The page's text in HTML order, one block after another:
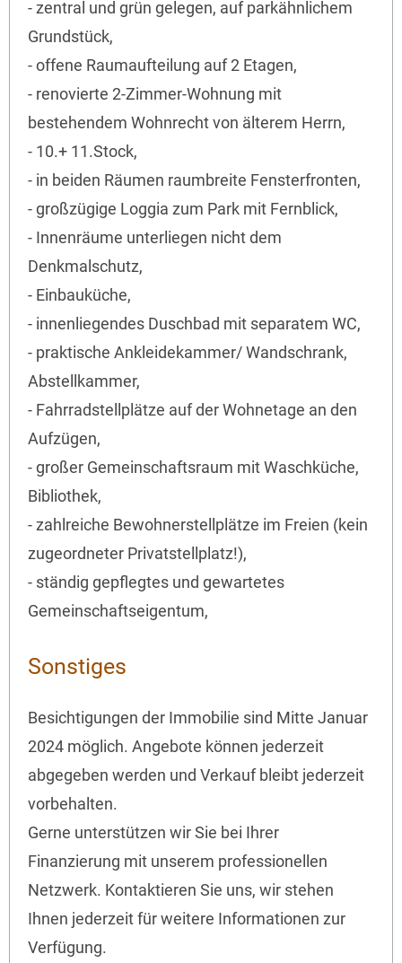
- zentral und grün gelegen, auf parkähnlichem
Grundstück,
- offene Raumaufteilung auf 2 Etagen,
- renovierte 2-Zimmer-Wohnung mit
bestehendem Wohnrecht von älterem Herrn,
- 10.+ 11.Stock,
- in beiden Räumen raumbreite Fensterfronten,
- großzügige Loggia zum Park mit Fernblick,
- Innenräume unterliegen nicht dem
Denkmalschutz,
- Einbauküche,
- innenliegendes Duschbad mit separatem WC,
- praktische Ankleidekammer/ Wandschrank,
Abstellkammer,
- Fahrradstellplätze auf der Wohnetage an den
Aufzügen,
- großer Gemeinschaftsraum mit Waschküche,
Bibliothek,
- zahlreiche Bewohnerstellplätze im Freien (kein
zugeordneter Privatstellplatz!),
- ständig gepflegtes und gewartetes
Gemeinschaftseigentum,
Sonstiges
Besichtigungen der Immobilie sind Mitte Januar
2024 möglich. Angebote können jederzeit
abgegeben werden und Verkauf bleibt jederzeit
vorbehalten.
Gerne unterstützen wir Sie bei Ihrer
Finanzierung mit unserem professionellen
Netzwerk. Kontaktieren Sie uns, wir stehen
Ihnen jederzeit für weitere Informationen zur
Verfügung.